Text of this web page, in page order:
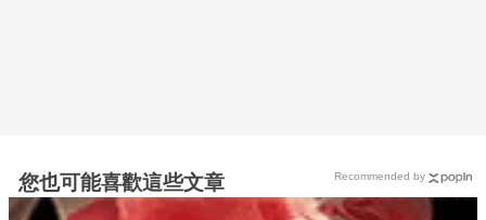
您也可能喜歡這些文章 Recommended by